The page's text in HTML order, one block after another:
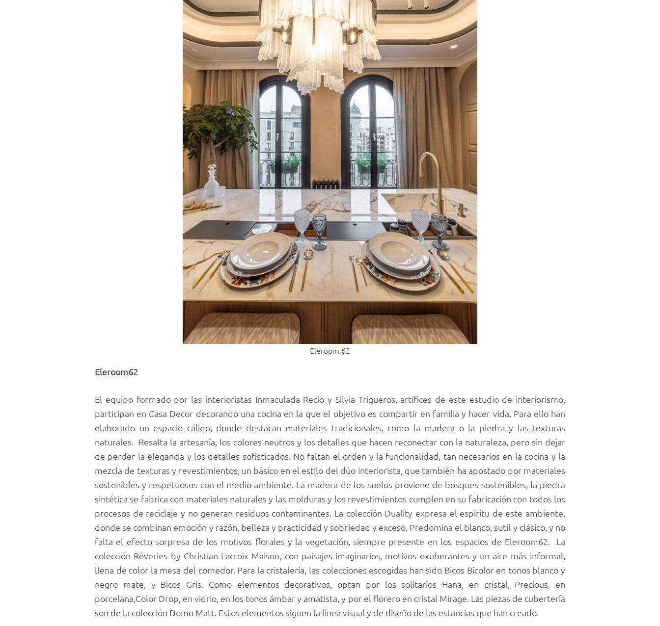
Eleroom 62
Eleroom62
El equipo formado por las interioristas Inmaculada Recio y Silvia Trigueros, artífices de este estudio de interiorismo,
participan en Casa Decor decorando una cocina en la que el objetivo es compartir en familia y hacer vida. Para ello han
elaborado un espacio cálido, donde destacan materiales tradicionales, como la madera o la piedra y las texturas
naturales. Resalta la artesanía, los colores neutros y los detalles que hacen reconectar con la naturaleza, pero sin dejar
de perder la elegancia y los detalles sofisticados. No faltan el orden y la funcionalidad, tan necesarios en la cocina y la
mezcla de texturas y revestimientos, un básico en el estilo del dúo interiorista, que también ha apostado por materiales
sostenibles y respetuosos con el medio ambiente. La madera de los suelos proviene de bosques sostenibles, la piedra
sintética se fabrica con materiales naturales y las molduras y los revestimientos cumplen en su fabricación con todos los
procesos de reciclaje y no generan residuos contaminantes. La colección Duality expresa el espíritu de este ambiente,
donde se combinan emoción y razón, belleza y practicidad y sobriedad y exceso. Predomina el blanco, sutil y clásico, y no
falta el efecto sorpresa de los motivos florales y la vegetación, siempre presente en los espacios de Eleroom62. La
colección Réveries by Christian Lacroix Maison, con paisajes imaginarios, motivos exuberantes y un aire más informal,
llena de color la mesa del comedor. Para la cristalería, las colecciones escogidas han sido Bicos Bicolor en tonos blanco y
negro mate, y Bicos Gris. Como elementos decorativos, optan por los solitarios Hana, en cristal, Precious, en
porcelana,Color Drop, en vidrio, en los tonos ámbar y amatista, y por el florero en cristal Mirage. Las piezas de cubertería
son de la colección Domo Matt. Estos elementos siguen la línea visual y de diseño de las estancias que han creado.